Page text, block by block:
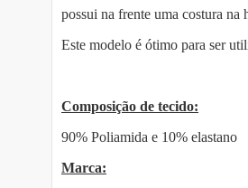
possui na frente uma costura na
Este modelo é ótimo para ser
Composição de tecido:
90% Poliamida e 10% elastano
Marca: